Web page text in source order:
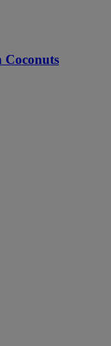
Coconuts